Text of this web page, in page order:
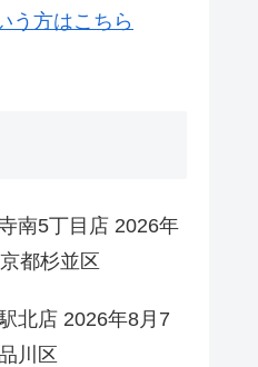
う方はこちら
南5丁目店 2026年
都杉並区
北店 2026年8月7
川区